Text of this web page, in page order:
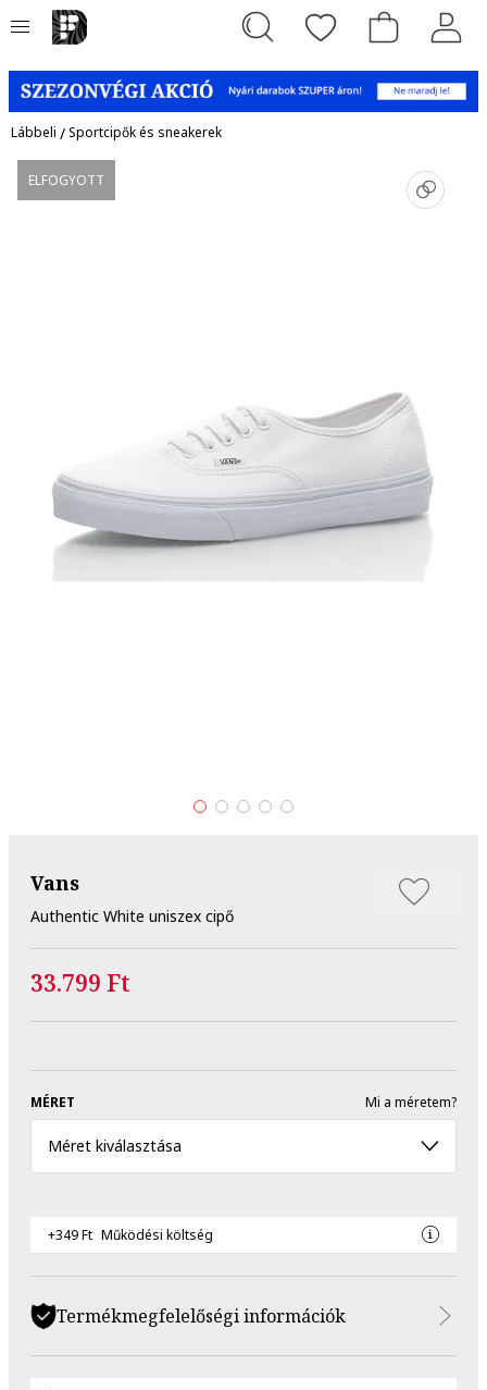
Lábbeli /Sportcipők és sneakerek
ELFOGYOTT
Vans
Authentic White uniszex cipő
33.799 Ft
MÉRET Mi a méretem?
Méret kiválasztása
+349 Ft Működési költség
Termékmegfelelőségi információk